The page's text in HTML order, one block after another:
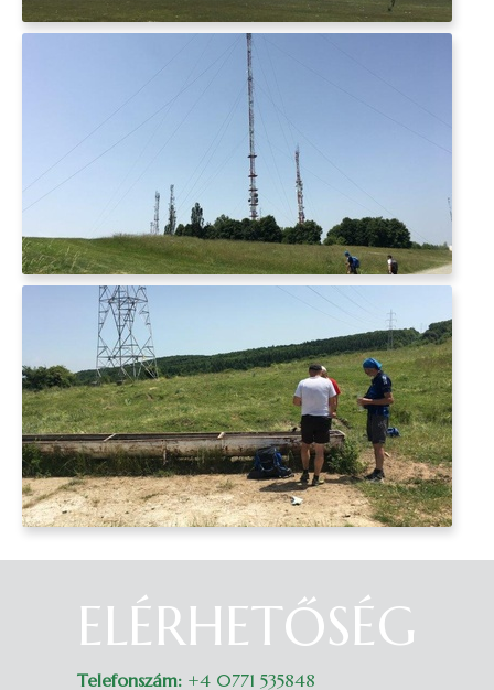
ELÉRHETŐSÉG
Telefonszám: +4 0771 535848